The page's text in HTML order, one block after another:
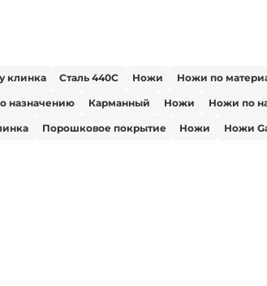
клинка Сталь 440С Ножи Ножи по
назначению Карманный Ножи Ножи по
Порошковое покрытие Ножи Ножи